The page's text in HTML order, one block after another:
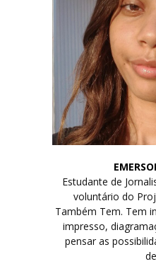
Estudante de
voluntário do
Também Tem. Tem
impresso,
pensar as